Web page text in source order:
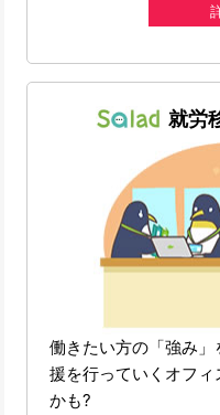
就労
働きたい方の「強み
援を行っていくオフ
かも?